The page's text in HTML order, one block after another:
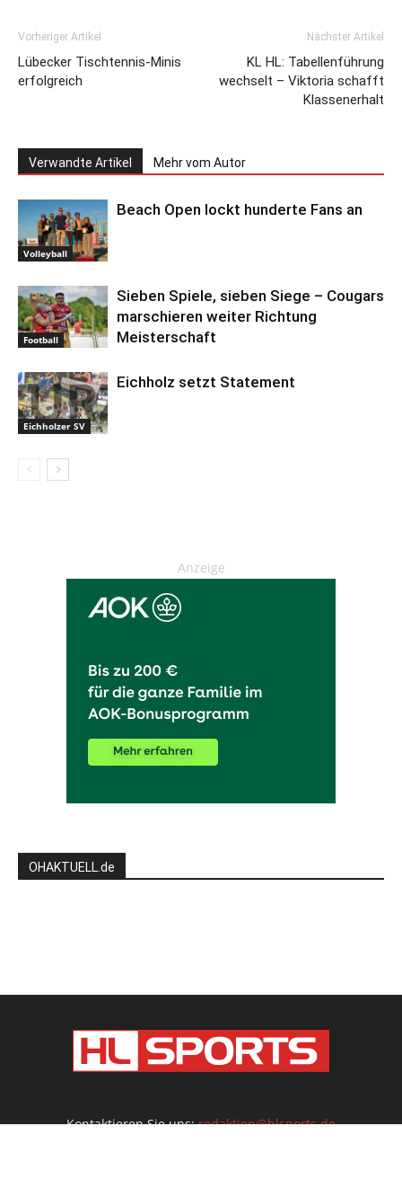
Vorheriger Artikel
Lübecker Tischtennis-Minis
erfolgreich
Nächster Artikel
KL HL: Tabellenführung
wechselt – Viktoria schafft
Klassenerhalt
Verwandte Artikel Mehr vom Autor
Volleyball
Beach Open lockt hunderte Fans an
Football
Sieben Spiele, sieben Siege – Cougars
marschieren weiter Richtung
Meisterschaft
Eichholzer SV
Eichholz setzt Statement
Anzeige
OHAKTUELL.de
Kontaktieren Sie uns:redaktion@hlsports.de